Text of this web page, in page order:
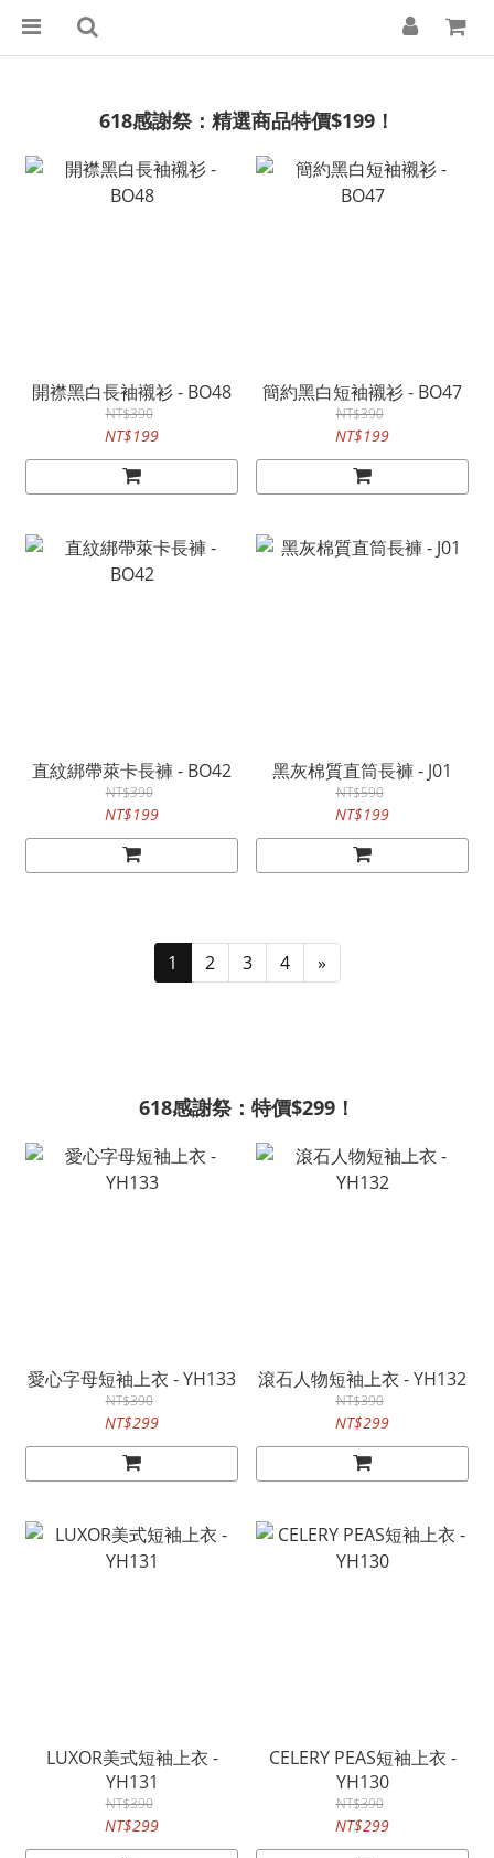
618感謝祭：精選商品特價$199！
開襟黑白長袖襯衫 - BO48
NT$390
NT$199
簡約黑白短袖襯衫 - BO47
NT$390
NT$199
直紋綁帶萊卡長褲 - BO42
NT$390
NT$199
黑灰棉質直筒長褲 - J01
NT$590
NT$199
1 2 3 4 »
618感謝祭：特價$299！
愛心字母短袖上衣 - YH133
NT$390
NT$299
滾石人物短袖上衣 - YH132
NT$390
NT$299
LUXOR美式短袖上衣 -
YH131
NT$390
NT$299
CELERY PEAS短袖上衣 -
YH130
NT$390
NT$299